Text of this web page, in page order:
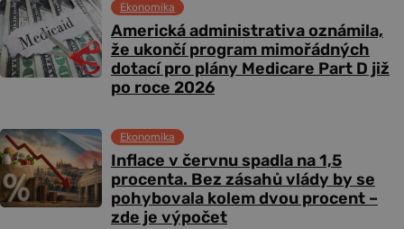
Americká administrativa oznámila,
že ukončí program mimořádných
dotací pro plány Medicare Part D již
po roce 2026
Ekonomika
Inflace v červnu spadla na 1,5
procenta. Bez zásahů vlády by se
pohybovala kolem dvou procent –
zde je výpočet
Ekonomika